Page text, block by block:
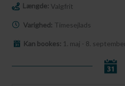
Længde: Valgfrit
Varighed: Timesejlads
Kan bookes: 1. maj - 8.